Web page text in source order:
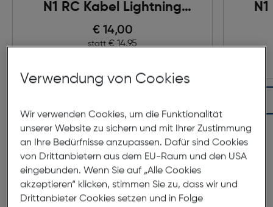
N1 RC Kabel Lightning
Anschluss
Preis nach Rabatts
€ 14,00
stattUrsprünglicher Preis
€ 14,95
Produktbeschreibung
DJI Mini 4K
ArtNr.: 180005330
Verwendung von Cookies
Wir verwenden Cookies, um die Funktionalität
unserer Website zu sichern und mit Ihrer Zustimmung
an Ihre Bedürfnisse anzupassen. Dafür sind Cookies
von Drittanbietern aus dem EU-Raum und den USA
eingebunden. Wenn Sie auf „Alle Cookies
akzeptieren“ klicken, stimmen Sie zu, dass wir und
Drittanbieter Cookies setzen und in Folge